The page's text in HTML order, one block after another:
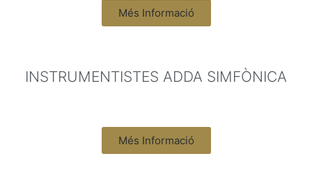
Més Informació
INSTRUMENTISTES ADDA SIMFÒNICA
Més Informació